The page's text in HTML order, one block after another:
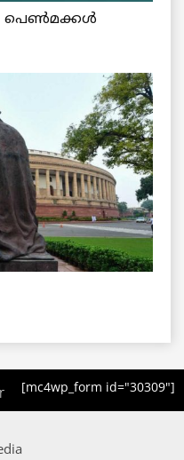
പെൺമക്കൾ
[mc4wp_form id="30309"]